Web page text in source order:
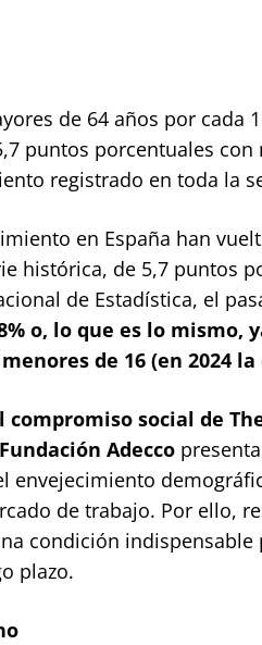
de 64 años por cada
puntos porcentuales con
registrado en toda la
en España han
histórica, de 5,7 puntos
de Estadística, el
o, lo que es lo mismo,
de 16 (en 2024
social de
Adecco
envejecimiento
de trabajo. Por ello,
condición indispensable
plazo.